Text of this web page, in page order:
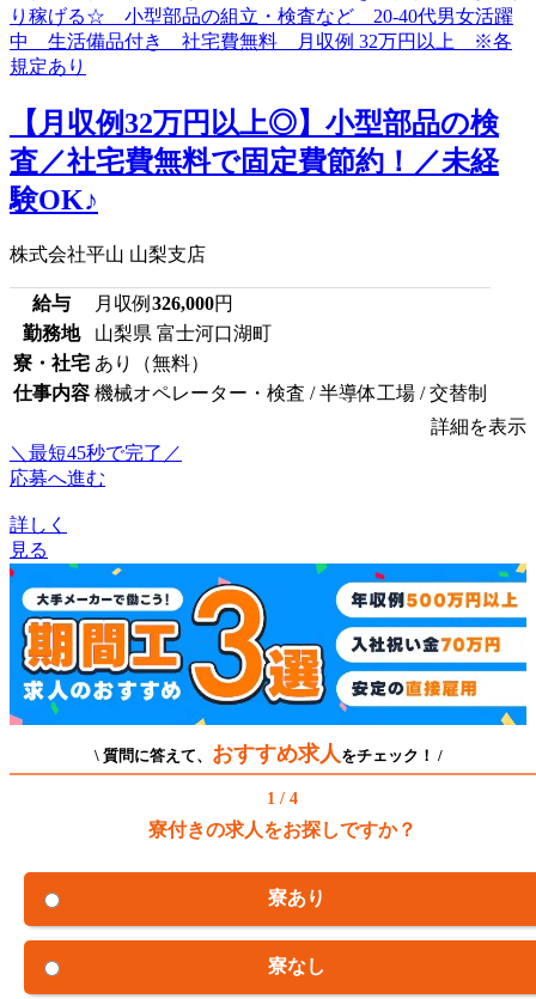
【月収例32万円以上◎】小型部品の検
査／社宅費無料で固定費節約！／未経
験OK♪
株式会社平山 山梨支店
給与 月収例 326,000円
勤務地
山梨県 富士河口湖町
寮・社宅 あり（無料）
仕事内容 機械オペレーター・検査 / 半導体工場 / 交替制
詳細を表示
＼最短45秒で完了／
応募へ進む
詳しく
見る
\ 質問に答えて、 おすすめ求人 をチェック！ /
1 / 4
寮付きの求人をお探しですか？
寮あり
寮なし